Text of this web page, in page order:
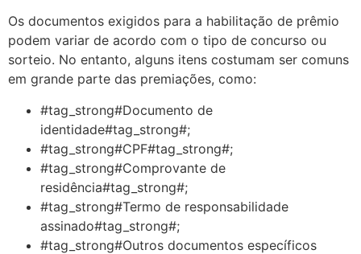
Os documentos exigidos para a habilitação de prêmio
podem variar de acordo com o tipo de concurso ou
sorteio. No entanto, alguns itens costumam ser comuns
em grande parte das premiações, como:
#tag_strong#Documento de
identidade#tag_strong#;
#tag_strong#CPF#tag_strong#;
#tag_strong#Comprovante de
residência#tag_strong#;
#tag_strong#Termo de responsabilidade
assinado#tag_strong#;
#tag_strong#Outros documentos específicos